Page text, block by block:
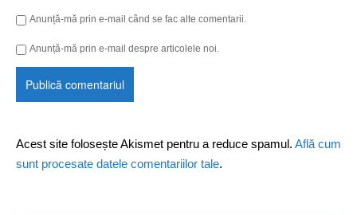
Anunță-mă prin e-mail când se fac alte comentarii.
Anunță-mă prin e-mail despre articolele noi.
Acest site folosește Akismet pentru a reduce spamul. Află cum
sunt procesate datele comentariilor tale.